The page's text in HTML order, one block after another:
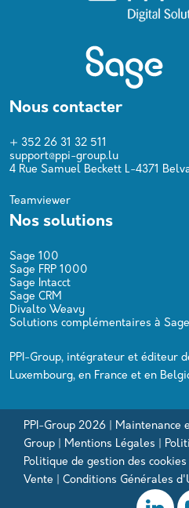
Nous contacter
+ 352 26 31 32 511
support@ppi-group.lu
4 Rue Samuel Beckett L-4371
Teamviewer
Nos solutions
Sage 100
Sage FRP 1000
Sage Intacct
Sage CRM
Divalto Weavy
Solutions complémentaires à Sage
PPI-Group, intégrateur et éditeur
Luxembourg, en France et en
PPI-Group 2026 | Maintenance
Group | Mentions Légales
Politique de gestion des cookies
Vente
Conditions Générales